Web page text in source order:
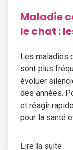
Maladie
le chat :
Les maladies
sont plus
évoluer
des années.
et réagir
pour la santé
Lire la suite